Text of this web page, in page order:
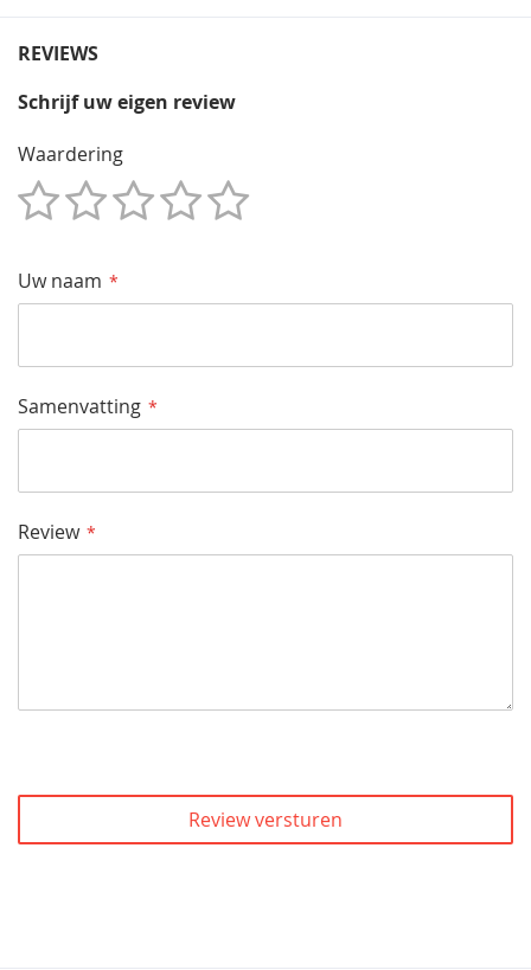
REVIEWS
Schrijf uw eigen review
Waardering
Uw naam
Samenvatting
Review
Review versturen